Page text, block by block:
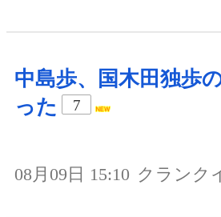
中島歩、国木田独歩
った
7
08月09日 15:10 クランク